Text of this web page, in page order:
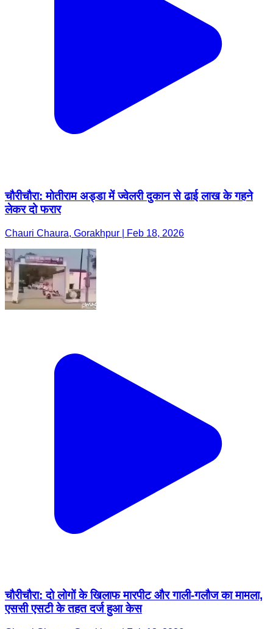
चौरीचौरा: मोतीराम अड्डा में ज्वेलरी दुकान से ढाई लाख के गहने
लेकर दो फरार
Chauri Chaura, Gorakhpur | Feb 18, 2026
चौरीचौरा: दो लोगों के खिलाफ मारपीट और गाली-गलौज का मामला,
एससी एसटी के तहत दर्ज हुआ केस